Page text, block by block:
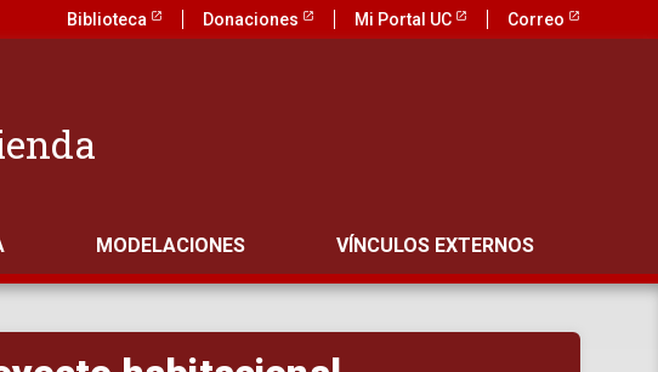
Biblioteca Donaciones Mi Portal UC Correo
MODELACIONES VÍNCULOS EXTERNOS